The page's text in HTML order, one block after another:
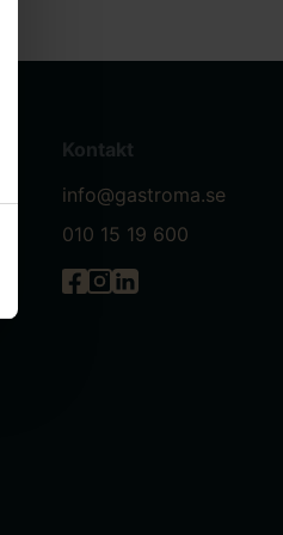
Kontakt
info@gastroma.se
010 15 19 600
Gastróma på Facebook
Gastróma på
Gastróma på